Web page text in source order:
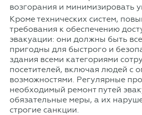
возгорания и минимизировать
Кроме технических систем,
требования к обеспечению
эвакуации: они должны быть
пригодны для быстрого и
здания всеми категориями
посетителей, включая людей с
возможностями. Регулярные
необходимый ремонт путей
обязательные меры, а их
строгие санкции.